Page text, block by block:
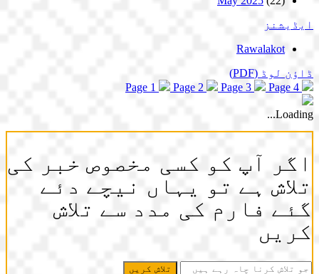
ایڈیشنز
Rawalakot
ڈاؤن لوڈ (PDF)
Page 1
Page 2 Page 3 Page 4
Loading...
اگر آپ کو کسی مخصوص خبر کی
تلاش ہے تو یہاں نیچے دئے
گئے فارم کی مدد سے تلاش
کریں